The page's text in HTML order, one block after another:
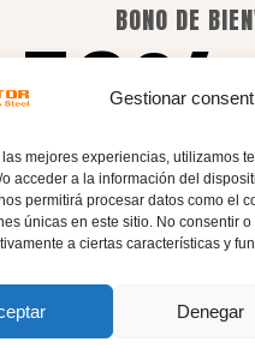
Gestionar
las mejores experiencias, utilizamos
acceder a la información del
permitirá procesar datos como el
únicas en este sitio. No consentir
a ciertas características y
Denegar
Aviso legal
Política de
reembolsos
Política de
Política de
BONO DE
50%
En compras
Introduce el código de
para conseguir